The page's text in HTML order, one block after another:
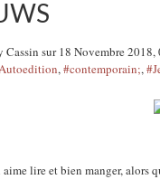
sur 18 Novembre 2018,
,#contemporain;,
lire et bien manger, alors